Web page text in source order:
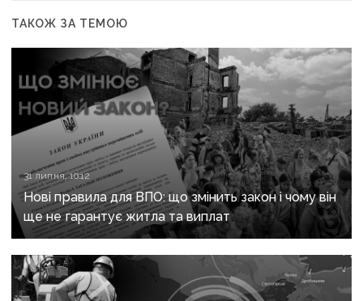
ТАКОЖ ЗА ТЕМОЮ
31 липня, 10:12
Нові правила для ВПО: що змінить закон і чому він
ще не гарантує житла та виплат